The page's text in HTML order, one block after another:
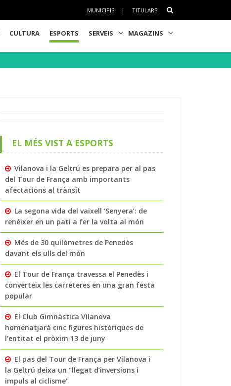
MUNICIPIS | TITULARS
CULTURA ESPORTS SERVEIS MAGAZINS
EL MÉS VIST A ESPORTS
Vilanova i la Geltrú es prepara per al pas
del Tour de França amb importants
afectacions al trànsit
La segona vida del vaixell ‘Senyera’: de
renéixer en un pati a fer la volta al món
Més de 30 quilòmetres de Penedès
davant els ulls del món
El Tour de França travessa el Penedès i
converteix les carreteres en una gran festa
popular
El Club Gimnàstica Vilanova
homenatjarà cinc figures històriques de
l’entitat el pròxim 13 de juny
El pas del Tour de França per Vilanova i
la Geltrú deixa un "llegat d’inversions i
impuls al ciclisme"